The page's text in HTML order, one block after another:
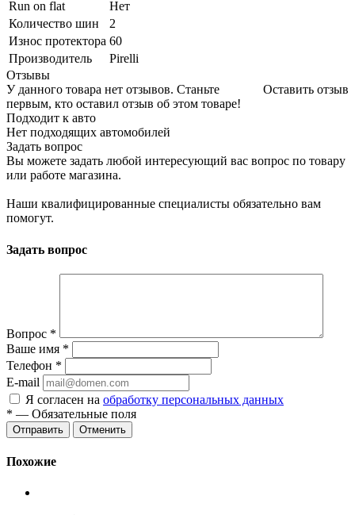
Run on flat
Нет
Количество шин
2
Износ протектора 60
Производитель
Pirelli
Отзывы
Оставить отзыв
У данного товара нет отзывов. Станьте
первым, кто оставил отзыв об этом товаре!
Подходит к авто
Нет подходящих автомобилей
Задать вопрос
Вы можете задать любой интересующий вас вопрос по товару
или работе магазина.
Наши квалифицированные специалисты обязательно вам
помогут.
Задать вопрос
Вопрос *
Ваше имя *
Телефон *
E-mail
Я согласен на обработку персональных данных
* — Обязательные поля
Отменить
Похожие